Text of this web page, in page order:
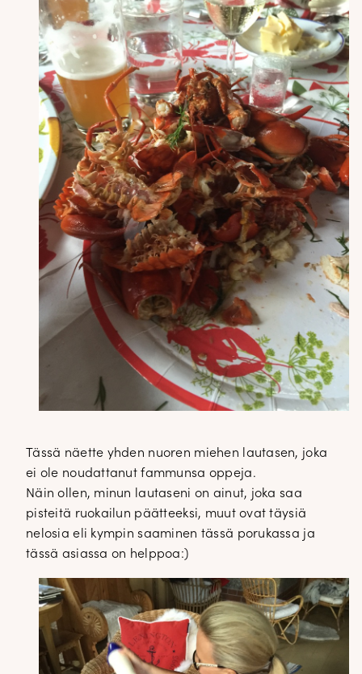
Tässä näette yhden nuoren miehen lautasen, joka
ei ole noudattanut fammunsa oppeja.
Näin ollen, minun lautaseni on ainut, joka saa
pisteitä ruokailun päätteeksi, muut ovat täysiä
nelosia eli kympin saaminen tässä porukassa ja
tässä asiassa on helppoa:)